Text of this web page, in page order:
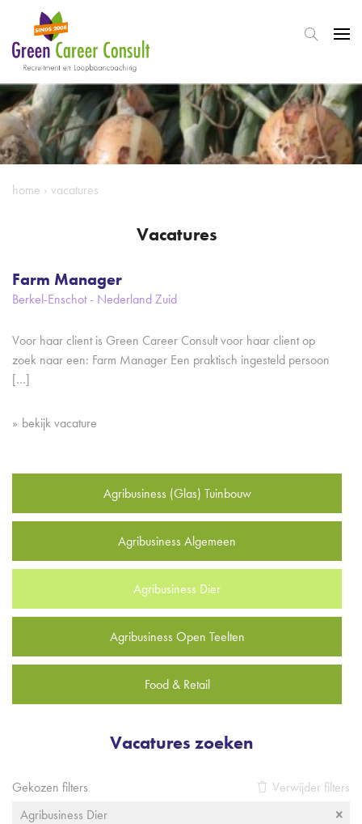
home › vacatures
Vacatures
Farm Manager
Berkel-Enschot - Nederland Zuid
Voor haar client is Green Career Consult voor haar client op
zoek naar een: Farm Manager Een praktisch ingesteld persoon
[…]
bekijk vacature
Agribusiness (Glas) Tuinbouw
Agribusiness Algemeen
Agribusiness Dier
Agribusiness Open Teelten
Food & Retail
Vacatures zoeken
Gekozen filters
Verwijder filters
Agribusiness Dier